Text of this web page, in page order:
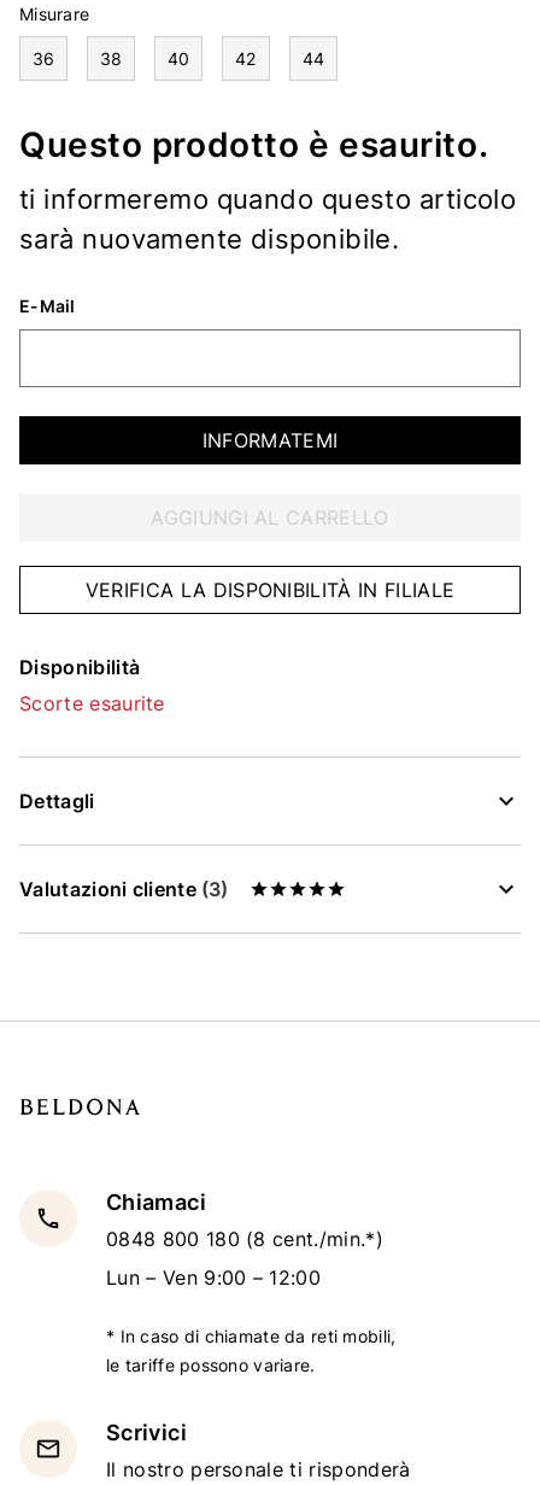
Misurare
36 38 40 42 44
Questo prodotto è esaurito.
ti informeremo quando questo articolo
sarà nuovamente disponibile.
E-Mail
INFORMATEMI
AGGIUNGI AL CARRELLO
VERIFICA LA DISPONIBILITÀ IN FILIALE
Disponibilità
Scorte esaurite
Dettagli
Valutazioni cliente (3)
local_phone
Chiamaci
0848 800 180 (8 cent./min.*)
Lun – Ven 9:00 – 12:00
* In caso di chiamate da reti mobili,
le tariffe possono variare.
email
Scrivici
Il nostro personale ti risponderà